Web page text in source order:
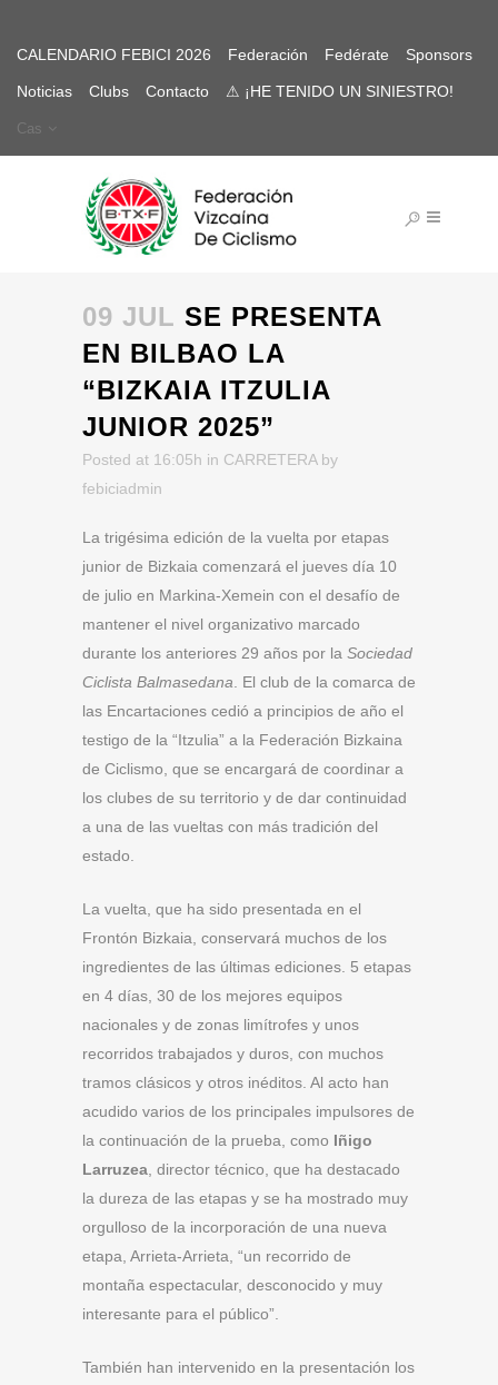
CALENDARIO FEBICI 2026 Federación Fedérate Sponsors
Noticias Clubs Contacto ⚠ ¡HE TENIDO UN SINIESTRO!
Cas
09 JUL SE PRESENTA
EN BILBAO LA
“BIZKAIA ITZULIA
JUNIOR 2025”
Posted at 16:05h in CARRETERA by
febiciadmin
La trigésima edición de la vuelta por etapas
junior de Bizkaia comenzará el jueves día 10
de julio en Markina-Xemein con el desafío de
mantener el nivel organizativo marcado
durante los anteriores 29 años por la Sociedad
Ciclista Balmasedana . El club de la comarca de
las Encartaciones cedió a principios de año el
testigo de la “Itzulia” a la Federación Bizkaina
de Ciclismo, que se encargará de coordinar a
los clubes de su territorio y de dar continuidad
a una de las vueltas con más tradición del
estado.
La vuelta, que ha sido presentada en el
Frontón Bizkaia, conservará muchos de los
ingredientes de las últimas ediciones. 5 etapas
en 4 días, 30 de los mejores equipos
nacionales y de zonas limítrofes y unos
recorridos trabajados y duros, con muchos
tramos clásicos y otros inéditos. Al acto han
acudido varios de los principales impulsores de
la continuación de la prueba, como Iñigo
Larruzea , director técnico, que ha destacado
la dureza de las etapas y se ha mostrado muy
orgulloso de la incorporación de una nueva
etapa, Arrieta-Arrieta, “un recorrido de
montaña espectacular, desconocido y muy
interesante para el público”.
También han intervenido en la presentación los